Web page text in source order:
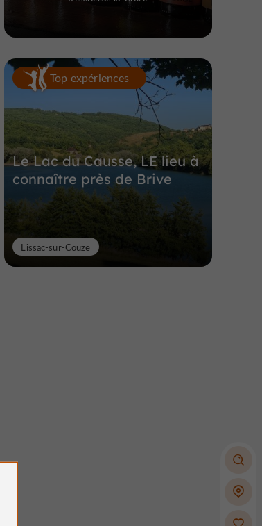
Top expériences
Le Lac du Causse, LE lieu à
connaître près de Brive
Lissac-sur-Couze